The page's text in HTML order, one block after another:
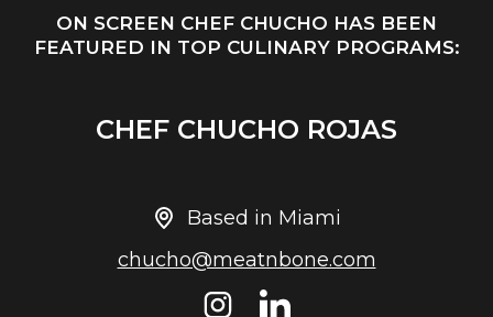
ON SCREEN CHEF CHUCHO HAS BEEN
FEATURED IN TOP CULINARY PROGRAMS:
CHEF CHUCHO ROJAS
Based in Miami
chucho@meatnbone.com